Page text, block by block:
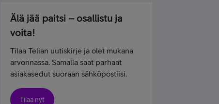
Älä jää paitsi – osallistu ja
voita!
Tilaa Telian uutiskirje ja olet mukana
arvonnassa. Samalla saat parhaat
asiakasedut suoraan sähköpostiisi.
Tilaa nyt